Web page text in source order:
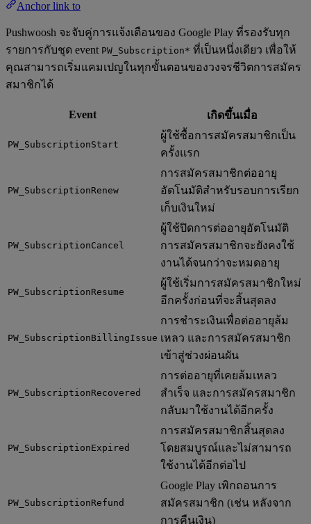
Anchor link to
Pushwoosh จะจับคู่การแจ้งเตือนของ Google Play ที่รองรับทุก
รายการกับชุด event PW_Subscription* ที่เป็นหนึ่งเดียว เพื่อให้
คุณสามารถเริ่มแคมเปญในทุกขั้นตอนของวงจรชีวิตการสมัคร
สมาชิกได้
Event เกิดขึ้นเมื่อ
PW_SubscriptionStart
ผู้ใช้ซื้อการสมัครสมาชิกเป็น
ครั้งแรก
PW_SubscriptionRenew
การสมัครสมาชิกต่ออายุ
อัตโนมัติสำหรับรอบการเรียก
เก็บเงินใหม่
PW_SubscriptionCancel
ผู้ใช้ปิดการต่ออายุอัตโนมัติ
การสมัครสมาชิกจะยังคงใช้
งานได้จนกว่าจะหมดอายุ
PW_SubscriptionResume
ผู้ใช้เริ่มการสมัครสมาชิกใหม่
อีกครั้งก่อนที่จะสิ้นสุดลง
PW_SubscriptionBillingIssue
การชำระเงินเพื่อต่ออายุล้ม
เหลว และการสมัครสมาชิก
เข้าสู่ช่วงผ่อนผัน
PW_SubscriptionRecovered
การต่ออายุที่เคยล้มเหลว
สำเร็จ และการสมัครสมาชิก
กลับมาใช้งานได้อีกครั้ง
PW_SubscriptionExpired
การสมัครสมาชิกสิ้นสุดลง
โดยสมบูรณ์และไม่สามารถ
ใช้งานได้อีกต่อไป
PW_SubscriptionRefund
Google Play เพิกถอนการ
สมัครสมาชิก (เช่น หลังจาก
การคืนเงิน)